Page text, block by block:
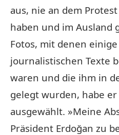
aus, nie an dem
haben und im Ausland
Fotos, mit denen
journalistischen Texte
waren und die ihm in
gelegt wurden, habe
ausgewählt. »Meine
Präsident Erdoğan zu